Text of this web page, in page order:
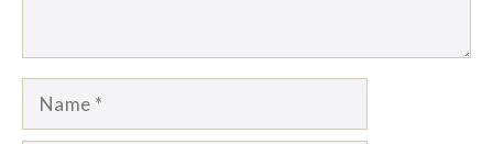
Name